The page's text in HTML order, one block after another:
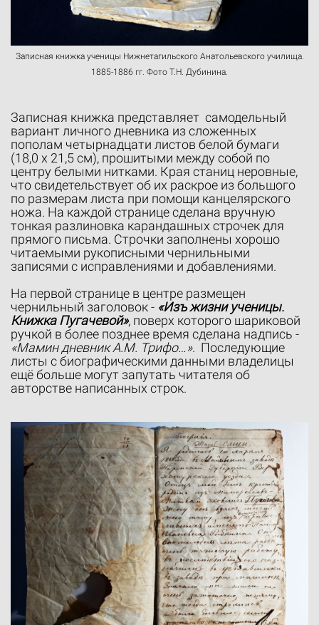
Записная книжка ученицы Нижнетагильского Анатольевского училища.
1885-1886 гг. Фото Т.Н. Дубинина.
Записная книжка представляет самодельный
вариант личного дневника из сложенных
пополам четырнадцати листов белой бумаги
(18,0 х 21,5 см), прошитыми между собой по
центру белыми нитками. Края станиц неровные,
что свидетельствует об их раскрое из большого
по размерам листа при помощи канцелярского
ножа. На каждой странице сделана вручную
тонкая разлиновка карандашных строчек для
прямого письма. Строчки заполнены хорошо
читаемыми рукописными чернильными
записями с исправлениями и добавлениями.
На первой странице в центре размещен
чернильный заголовок - «Изъ жизни ученицы.
Книжка Пугачевой», поверх которого шариковой
ручкой в более позднее время сделана надпись -
«Мамин дневник А.М. Трифо…». Последующие
листы с биографическими данными владелицы
ещё больше могут запутать читателя об
авторстве написанных строк.